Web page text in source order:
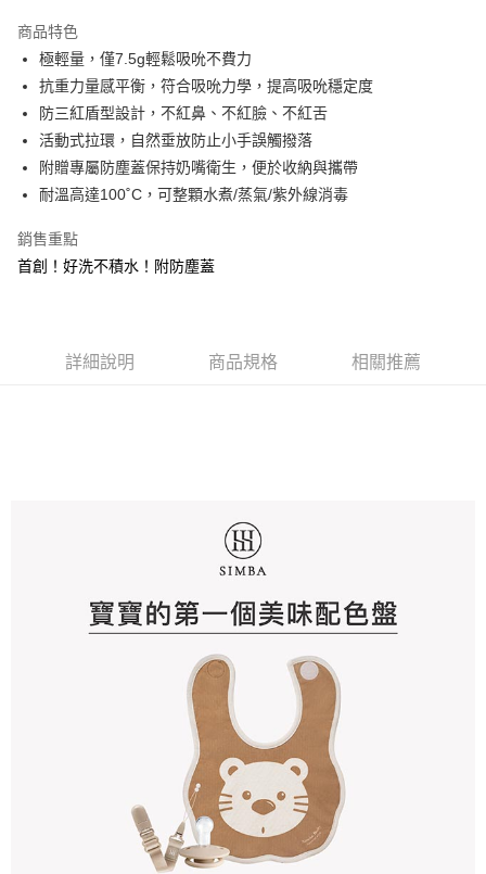
3.實際核准額度、可分期數及費用金額請依後續交易確認頁面所載為準。
4.訂單成立30分鐘內，如未前往確認交易或遇審核未通過，訂單將自動取
消。如遇「轉專審核」未通過狀況，表示未達大哥付你分期系統評分，恕無
法說明評估內容。
1.分期款項不併入電信帳單，「大哥付你分期」於每月結算日後寄送繳費提
醒簡訊。
2.透過簡訊連結打開帳單後，可選擇「超商條碼／台灣大直營門市／銀行轉
帳／街口支付／iPASS MONEY」等通路繳費。
1.本服務係由「台灣大哥大股份有限公司」（以下簡稱本公司）所提供，讓
用戶於交易時，得透過本服務購買商品或服務，並由商店將買賣／分期付款
買賣價金債權讓與本公司後，依約使用本公司帳單繳交帳款。
3.完整用戶服務條款，請詳閱以下連結：https://oppay.tw/userRule
便利好安心！
１．簡單：不需註冊會員、不需綁卡、不需儲值。
２．便利：只要手機號碼，簡訊認證，即可結帳。
３．安心：先確認商品／服務後，再付款。
１．於結帳方式選擇「AFTEE先享後付」後，將跳轉至「AFTEE先享後付」
結帳頁面，進行簡訊認證並確認金額後，即可完成結帳。
２．訂單成立數日內，您將收到繳費通知簡訊。
３．收到繳費通知簡訊後14天內，點擊此簡訊中的連結，可透過四大超商／
※ 請注意：結帳手續完成當下不需立刻繳費，但若您需要取消訂單，請聯絡
購買商品的店家。未經商家同意取消之訂單仍視為有效，需透過AFTEE先享
「AFTEE先享後付」，若未經同意申辦者引起之損失，本公司不負相關責
４．使用「AFTEE先享後付」時，將依據個別帳號之用戶狀況，依本公司即
時審查核予不同之上限額度；若仍有額度不足之情形，本公司將視審查結果
請求用戶進行身份認證。
５．嚴禁一人註冊多個帳號或使用他人資訊註冊。若發現惡意使用之情形，
恩沛科技股份有限公司將有權停止該用戶之使用額度並採取法律行動。
相關說明
「Hami Point」為中華電信所提供之點數服務，可於會員專區綁定中華電信
會員帳號後，即可在購物車使用 Hami Point 折抵消費金額 (1點等於1元)。
ATM付款
付款後全家取貨
每筆NT$100，滿NT$999(含以上)免運費
付款後萊爾富取貨
每筆NT$100，滿NT$1,000(含以上)免運費
商品特色
極輕量，僅7.5g輕鬆吸吮不費力
抗重力量感平衡，符合吸吮力學，提高吸吮穩定度
防三紅盾型設計，不紅鼻、不紅臉、不紅舌
活動式拉環，自然垂放防止小手誤觸撥落
附贈專屬防塵蓋保持奶嘴衛生，便於收納與攜帶
耐溫高達100˚C，可整顆水煮/蒸氣/紫外線消毒
銷售重點
首創！好洗不積水！附防塵蓋
詳細說明 商品規格 相關推薦